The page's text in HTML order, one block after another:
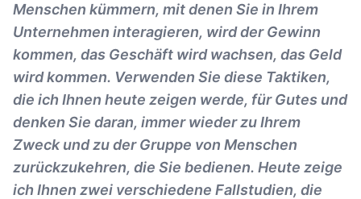
Menschen kümmern, mit denen Sie in Ihrem
Unternehmen interagieren, wird der Gewinn
kommen, das Geschäft wird wachsen, das Geld
wird kommen. Verwenden Sie diese Taktiken,
die ich Ihnen heute zeigen werde, für Gutes und
denken Sie daran, immer wieder zu Ihrem
Zweck und zu der Gruppe von Menschen
zurückzukehren, die Sie bedienen. Heute zeige
ich Ihnen zwei verschiedene Fallstudien, die